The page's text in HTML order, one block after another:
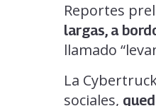
Reportes
largas, a
llamado
La
sociales,